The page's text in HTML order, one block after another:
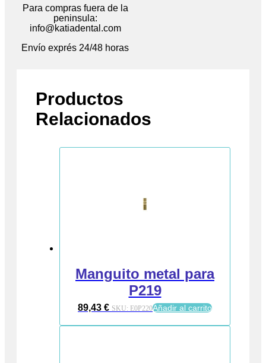
Para compras fuera de la
peninsula:
info@katiadental.com
Envío exprés 24/48 horas
Productos
Relacionados
Manguito metal para
P219
89,43 € SKU: E0P220Añadir al carrito